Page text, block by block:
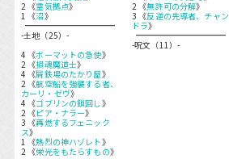
2 《霊気拠点》
1 《沼》
-土地（25）-
4 《ボーマットの急使》
2 《損魂魔道士》
4 《屑鉄場のたかり屋》
2 《航空船を強襲する者、
カーリ・ゼヴ》
4 《ゴブリンの鎖回し》
2 《ピア・ナラー》
3 《再燃するフェニック
ス》
1 《熱烈の神ハゾレト》
2 《栄光をもたらすもの》
2 《無許可の分解》
3 《反逆の先導者、チャン
ドラ》
-呪文（11）-